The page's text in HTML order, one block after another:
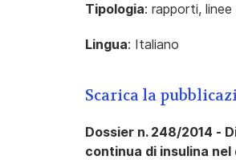
Tipologia: rapporti,
Lingua: Italiano
Scarica la
Dossier n. 248/2014 -
continua di insulina